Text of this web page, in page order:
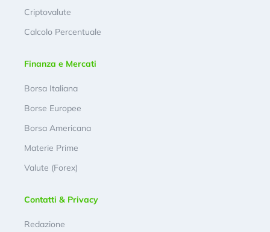
Criptovalute
Calcolo Percentuale
Finanza e Mercati
Borsa Italiana
Borse Europee
Borsa Americana
Materie Prime
Valute (Forex)
Contatti & Privacy
Redazione